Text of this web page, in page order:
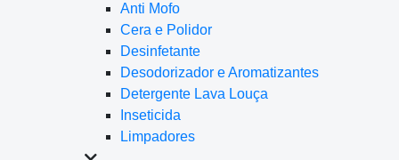
Anti Mofo
Cera e Polidor
Desinfetante
Desodorizador e Aromatizantes
Detergente Lava Louça
Inseticida
Limpadores